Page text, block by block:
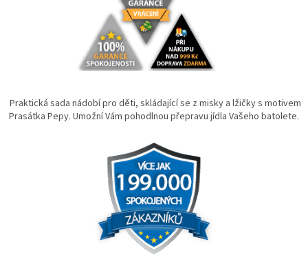
Praktická sada nádobí pro děti, skládající se z misky a lžičky s motivem
Prasátka Pepy. Umožní Vám pohodlnou přepravu jídla Vašeho batolete.